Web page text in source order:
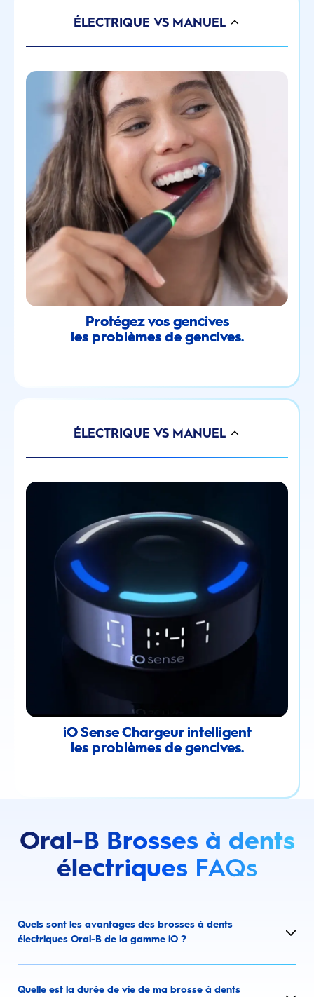
ÉLECTRIQUE VS MANUEL
Protégez vos gencives
les problèmes de gencives.
ÉLECTRIQUE VS MANUEL
iO Sense Chargeur intelligent
les problèmes de gencives.
Oral-B Brosses à dents
électriques FAQs
Quels sont les avantages des brosses à dents
électriques Oral-B de la gamme iO ?
Quelle est la durée de vie de ma brosse à dents